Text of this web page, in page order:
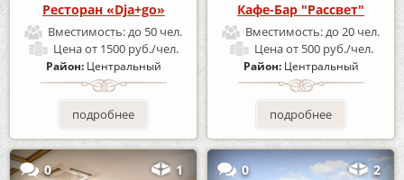
Ресторан «Dja+go»
Вместимость:до 50 чел.
Ценаот 1500 руб./чел.
Район: Центральный
подробнее
Кафе-Бар "Рассвет"
Вместимость:до 20 чел.
Ценаот 500 руб./чел.
Район: Центральный
подробнее
0 1 0 2